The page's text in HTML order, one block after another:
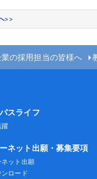
>>
の採用担当の皆様へ
スライフ
躍
ネット出願・募集要項
ネット出願
ロード